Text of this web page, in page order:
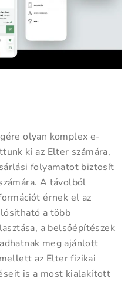
olyan komplex e-
ki az Elter számára,
folyamatot biztosít
A távolból
érnek el az
a több
a belsőépítészek
meg ajánlott
az Elter fizikai
is a most kialakított